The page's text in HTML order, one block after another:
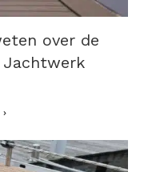
over de
Jachtwerk